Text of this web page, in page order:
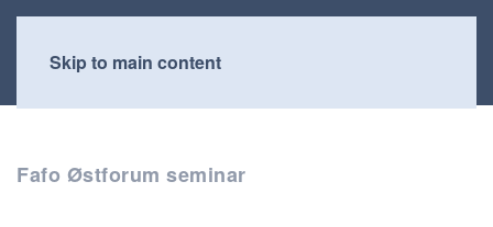
Skip to main content
Fafo Østforum seminar